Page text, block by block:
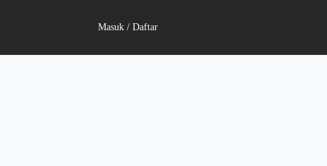
Masuk / Daftar